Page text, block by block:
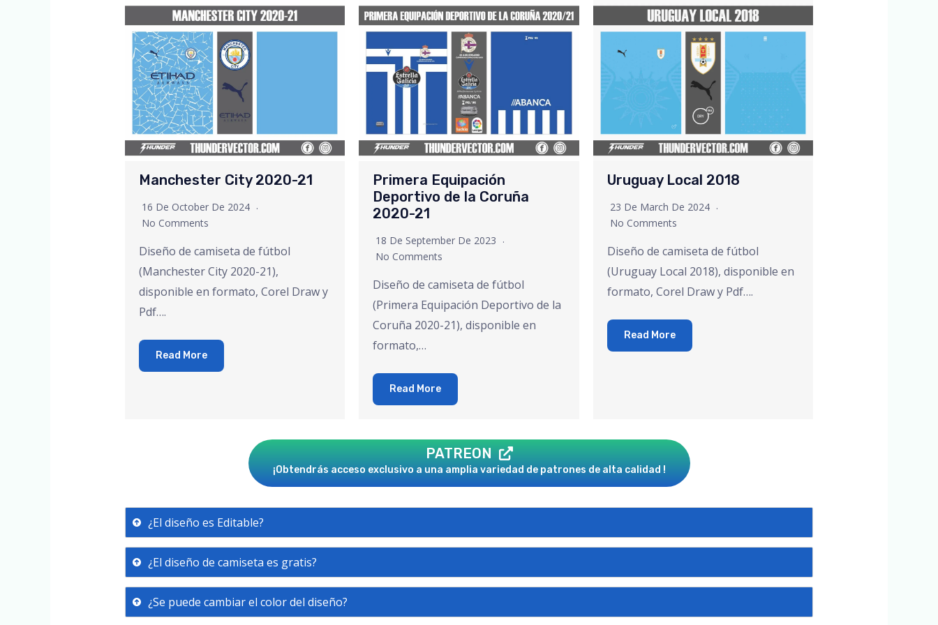
Manchester City 2020-21
16 De October De 2024
No Comments
Diseño de camiseta de fútbol
(Manchester City 2020-21),
disponible en formato, Corel Draw y
Pdf….
Read More
Primera Equipación
Deportivo de la Coruña
2020-21
18 De September De 2023
No Comments
Diseño de camiseta de fútbol
(Primera Equipación Deportivo de la
Coruña 2020-21), disponible en
formato,…
Read More
Uruguay Local 2018
23 De March De 2024
No Comments
Diseño de camiseta de fútbol
(Uruguay Local 2018), disponible en
formato, Corel Draw y Pdf….
Read More
PATREON
¡Obtendrás acceso exclusivo a una amplia variedad de patrones de alta calidad !
¿El diseño es Editable?
¿El diseño de camiseta es gratis?
¿Se puede cambiar el color del diseño?